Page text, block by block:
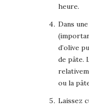
heure.
Dans
d’olive
de pâte.
ou la
Laissez